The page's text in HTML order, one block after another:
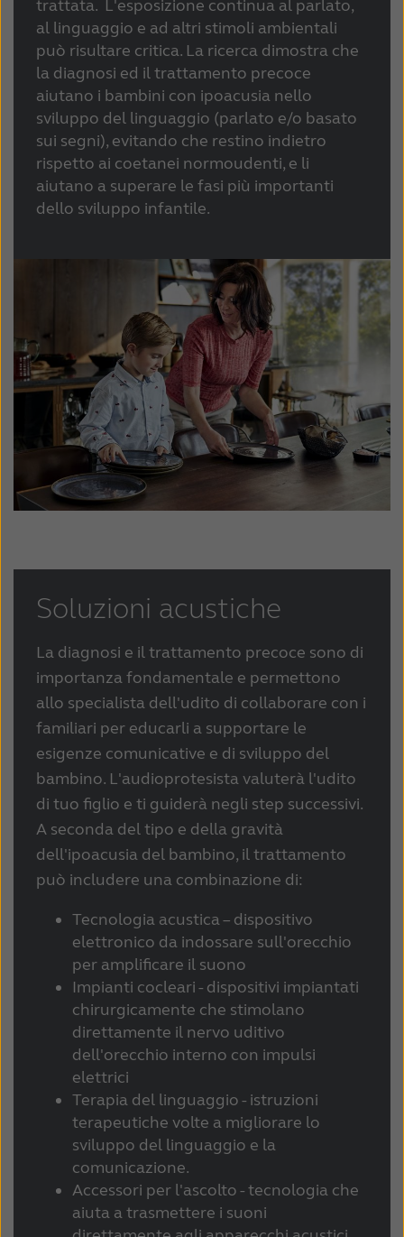
trattata. L'esposizione continua al parlato,
al linguaggio e ad altri stimoli ambientali
può risultare critica. La ricerca dimostra che
la diagnosi ed il trattamento precoce
aiutano i bambini con ipoacusia nello
sviluppo del linguaggio (parlato e/o basato
sui segni), evitando che restino indietro
rispetto ai coetanei normoudenti, e li
aiutano a superare le fasi più importanti
dello sviluppo infantile.
Soluzioni acustiche
La diagnosi e il trattamento precoce sono di
importanza fondamentale e permettono
allo specialista dell'udito di collaborare con i
familiari per educarli a supportare le
esigenze comunicative e di sviluppo del
bambino. L'audioprotesista valuterà l'udito
di tuo figlio e ti guiderà negli step successivi.
A seconda del tipo e della gravità
dell'ipoacusia del bambino, il trattamento
può includere una combinazione di:
Tecnologia acustica – dispositivo
elettronico da indossare sull'orecchio
per amplificare il suono
Impianti cocleari - dispositivi impiantati
chirurgicamente che stimolano
direttamente il nervo uditivo
dell'orecchio interno con impulsi
elettrici
Terapia del linguaggio - istruzioni
terapeutiche volte a migliorare lo
sviluppo del linguaggio e la
comunicazione.
Accessori per l'ascolto - tecnologia che
aiuta a trasmettere i suoni